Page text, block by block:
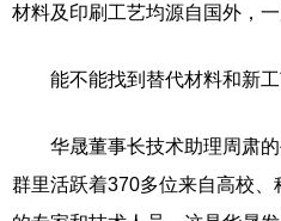
材料及印刷工艺均源自国外，一
能不能找到替代材料和新工
华晟董事长技术助理周肃的
群里活跃着370多位来自高校